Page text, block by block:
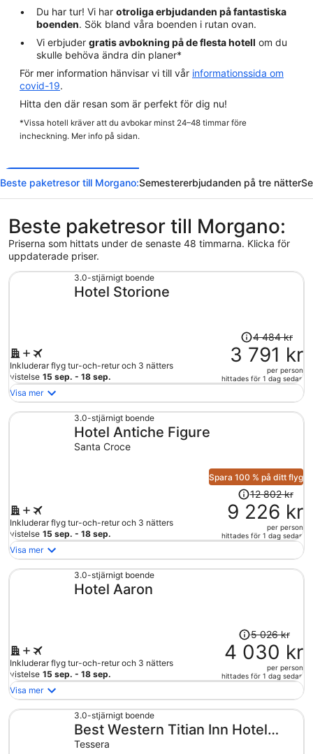
Du har tur! Vi har otroliga erbjudanden på fantastiska
boenden. Sök bland våra boenden i rutan ovan.
Vi erbjuder gratis avbokning på de flesta hotell om du
skulle behöva ändra din planer*
För mer information hänvisar vi till vår informationssida om
covid-19.
Hitta den där resan som är perfekt för dig nu!
*Vissa hotell kräver att du avbokar minst 24–48 timmar före
incheckning. Mer info på sidan.
Beste paketresor till Morgano:Semestererbjudanden på tre nätter
Beste paketresor till Morgano:
Priserna som hittats under de senaste 48 timmarna. Klicka för
uppdaterade priser.
3.0-stjärnigt boende
Hotel Storione
Inkluderar flyg tur-och-retur och 3 nätters
vistelse 15 sep. - 18 sep.
Priset
var
4
484 kr
är
person
4 484 kr
3 791 kr
per person
hittades för 1 dag sedan
Visa mer
3.0-stjärnigt boende
Hotel Antiche Figure
Santa Croce
Spara 100 % på ditt flyg
Inkluderar flyg tur-och-retur och 3 nätters
vistelse 15 sep. - 18 sep.
Priset
var
12
802 kr
är
person
12 802 kr
9 226 kr
per person
hittades för 1 dag sedan
Visa mer
3.0-stjärnigt boende
Hotel Aaron
Inkluderar flyg tur-och-retur och 3 nätters
vistelse 15 sep. - 18 sep.
Priset
var
5
026 kr
är
4
5 026 kr
4 030 kr
per person
hittades för 1 dag sedan
Visa mer
3.0-stjärnigt boende
Best Western Titian Inn Hotel
Venice Airport
Tessera